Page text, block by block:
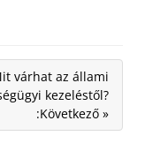
várhat az állami
kezeléstől?
:Következő »